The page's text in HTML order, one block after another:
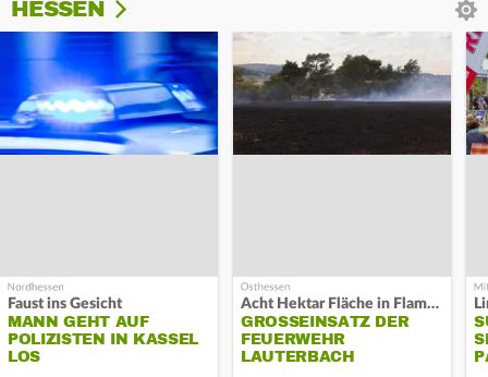
HESSEN
Faust ins Gesicht
MANN GEHT AUF
POLIZISTEN IN KASSEL
LOS
Acht Hektar Fläche in Flammen
GROSSEINSATZ DER F
EUERWEHR L
AUTERBACH